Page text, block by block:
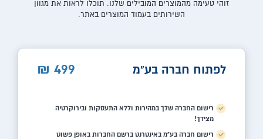
זוהי טעימה מהמוצרים המובילים שלנו. תוכלו לראות את מגוון
השירותים בעמוד המוצרים באתר.
499
₪ לפתוח חברה בע"מ
רישום החברה שלך במהירות וללא התעסקות ובירוקרטיה
מצידך!
רישום חברה בע"מ באינטרנט ברשם החברות באופן פשוט